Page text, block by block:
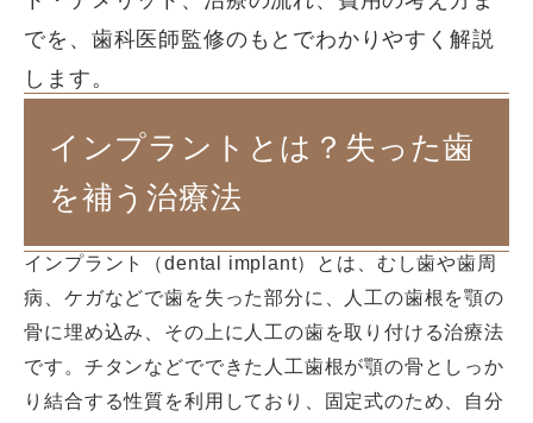
でを、歯科医師監修のもとでわかりやすく解説
します。
インプラントとは？失った歯
を補う治療法
インプラント（dental implant）とは、むし歯や歯周
病、ケガなどで歯を失った部分に、人工の歯根を顎の
骨に埋め込み、その上に人工の歯を取り付ける治療法
です。チタンなどでできた人工歯根が顎の骨としっか
り結合する性質を利用しており、固定式のため、自分